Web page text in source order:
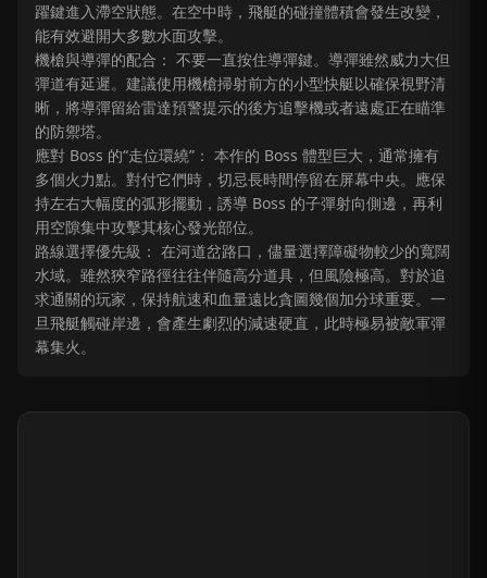
躍鍵進入滯空狀態。在空中時，飛艇的碰撞體積會發生改變，
能有效避開大多數水面攻擊。
機槍與導彈的配合： 不要一直按住導彈鍵。導彈雖然威力大但
彈道有延遲。建議使用機槍掃射前方的小型快艇以確保視野清
晰，將導彈留給雷達預警提示的後方追擊機或者遠處正在瞄準
的防禦塔。
應對 Boss 的“走位環繞”： 本作的 Boss 體型巨大，通常擁有
多個火力點。對付它們時，切忌長時間停留在屏幕中央。應保
持左右大幅度的弧形擺動，誘導 Boss 的子彈射向側邊，再利
用空隙集中攻擊其核心發光部位。
路線選擇優先級： 在河道岔路口，儘量選擇障礙物較少的寬闊
水域。雖然狹窄路徑往往伴隨高分道具，但風險極高。對於追
求通關的玩家，保持航速和血量遠比貪圖幾個加分球重要。一
旦飛艇觸碰岸邊，會產生劇烈的減速硬直，此時極易被敵軍彈
幕集火。